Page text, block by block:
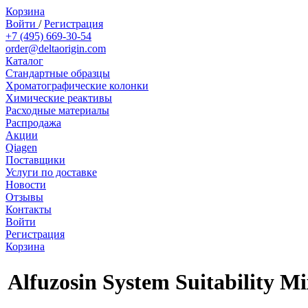
Корзина
Войти /Регистрация
+7 (495) 669-30-54
order@deltaorigin.com
Каталог
Стандартные образцы
Хроматографические колонки
Химические реактивы
Расходные материалы
Распродажа
Акции
Qiagen
Поставщики
Услуги по доставке
Новости
Отзывы
Контакты
Войти
Регистрация
Корзина
Alfuzosin System Suitability